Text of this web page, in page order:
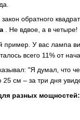
обратного
. Не вдвое, а в четыре!
пример. У вас лампа
всего 11% от
"Я думал, что
см – за три дня
разных мощностей: